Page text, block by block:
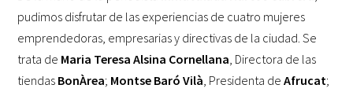
pudimos disfrutar de las experiencias de cuatro mujeres
emprendedoras, empresarias y directivas de la ciudad. Se
trata de Maria Teresa Alsina Cornellana , Directora de las
tiendas BonÀrea; Montse Baró Vilà , Presidenta deAfrucat;